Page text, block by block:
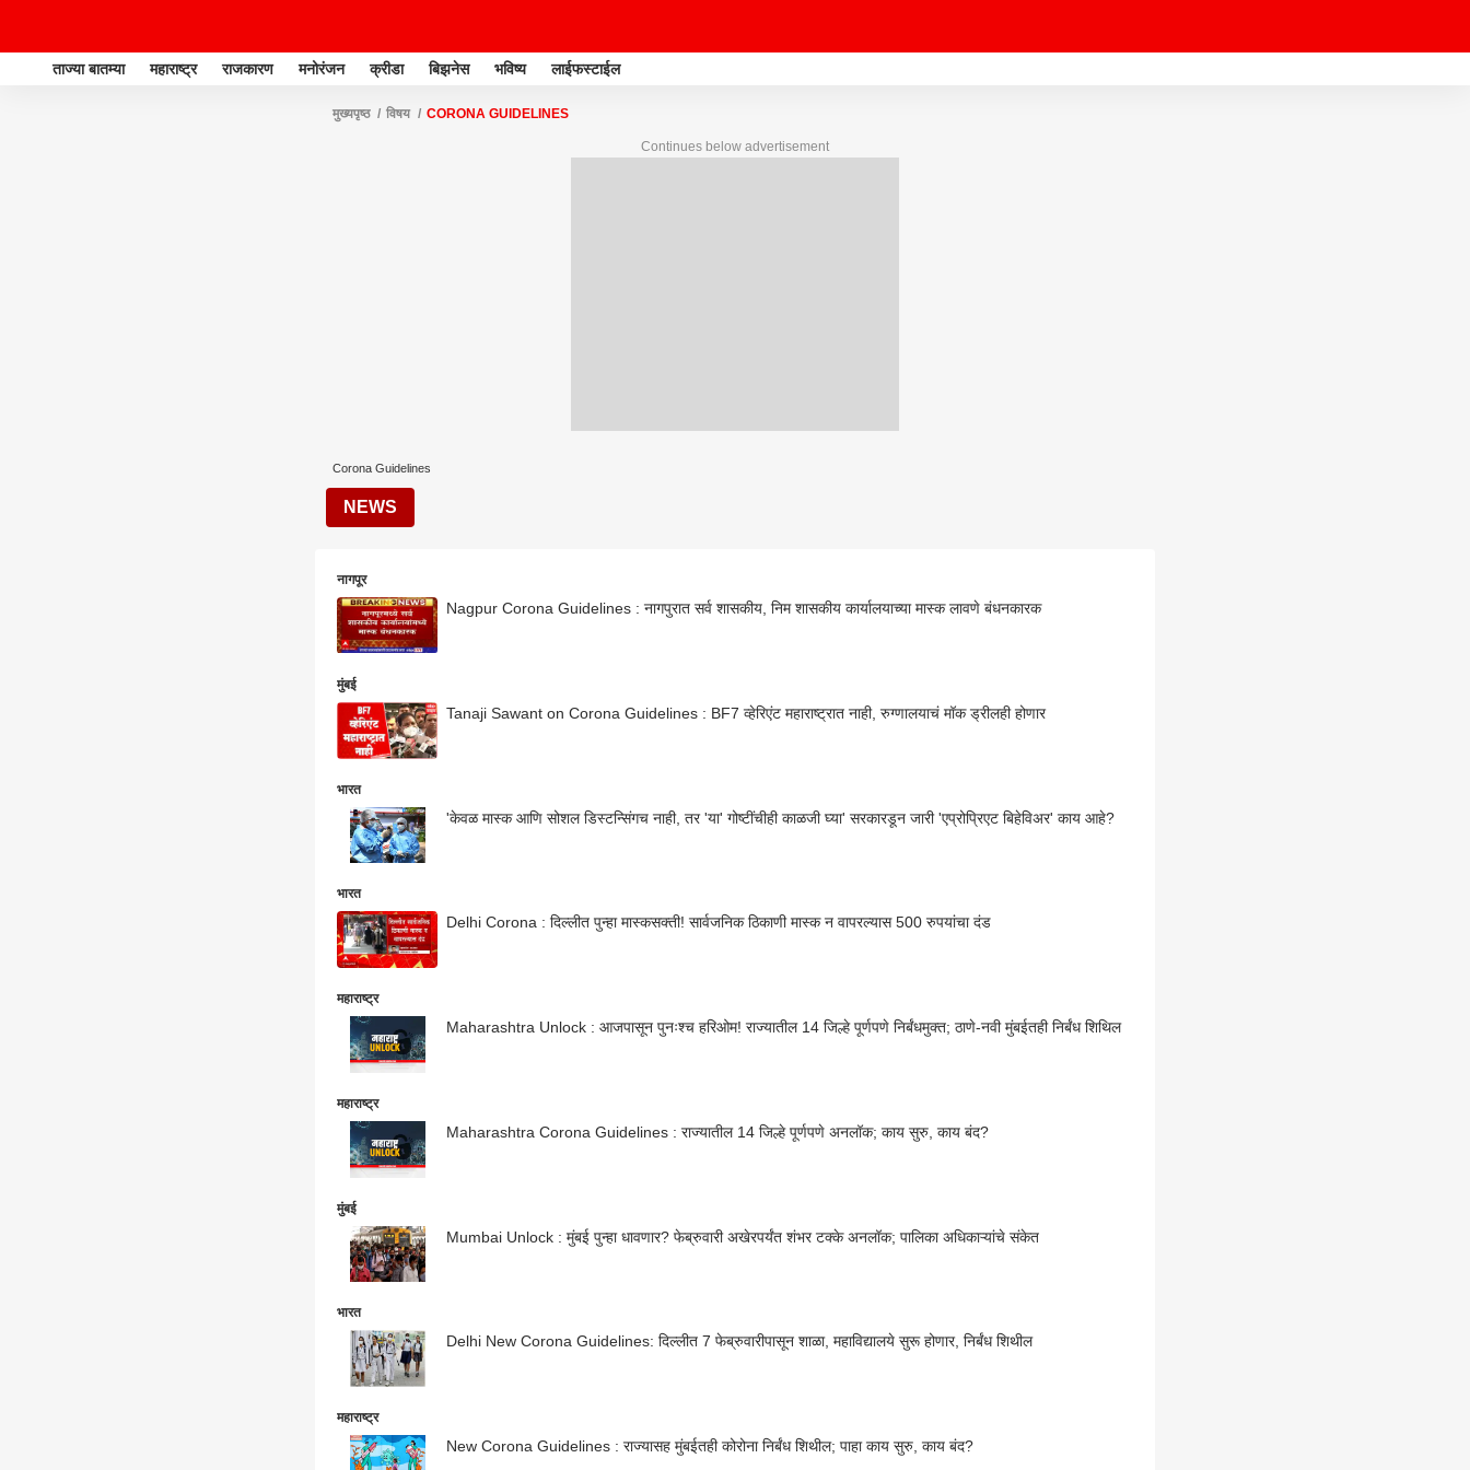
ताज्या बातम्या महाराष्ट्र राजकारण मनोरंजन क्रीडा बिझनेस भविष्य लाईफस्टाईल
मुख्यपृष्ठ विषय CORONA GUIDELINES
Continues below advertisement
Corona Guidelines
NEWS
नागपूर
Nagpur Corona Guidelines : नागपुरात सर्व शासकीय, निम शासकीय कार्यालयाच्या मास्क लावणे बंधनकारक
मुंबई
Tanaji Sawant on Corona Guidelines : BF7 व्हेरिएंट महाराष्ट्रात नाही, रुग्णालयाचं मॉक ड्रीलही होणार
भारत
'केवळ मास्क आणि सोशल डिस्टन्सिंगच नाही, तर 'या' गोष्टींचीही काळजी घ्या' सरकारडून जारी 'एप्रोप्रिएट बिहेविअर' काय आहे?
भारत
Delhi Corona : दिल्लीत पुन्हा मास्कसक्ती! सार्वजनिक ठिकाणी मास्क न वापरल्यास 500 रुपयांचा दंड
महाराष्ट्र
Maharashtra Unlock : आजपासून पुनःश्च हरिओम! राज्यातील 14 जिल्हे पूर्णपणे निर्बंधमुक्त; ठाणे-नवी मुंबईतही निर्बंध शिथिल
महाराष्ट्र
Maharashtra Corona Guidelines : राज्यातील 14 जिल्हे पूर्णपणे अनलॉक; काय सुरु, काय बंद?
मुंबई
Mumbai Unlock : मुंबई पुन्हा धावणार? फेब्रुवारी अखेरपर्यंत शंभर टक्के अनलॉक; पालिका अधिकाऱ्यांचे संकेत
भारत
Delhi New Corona Guidelines: दिल्लीत 7 फेब्रुवारीपासून शाळा, महाविद्यालये सुरू होणार, निर्बंध शिथील
महाराष्ट्र
New Corona Guidelines : राज्यासह मुंबईतही कोरोना निर्बंध शिथील; पाहा काय सुरु, काय बंद?